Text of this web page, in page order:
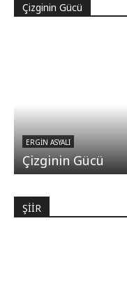
Çizginin Gücü
ERGIN ASYALI
Çizginin Gücü
ŞİİR